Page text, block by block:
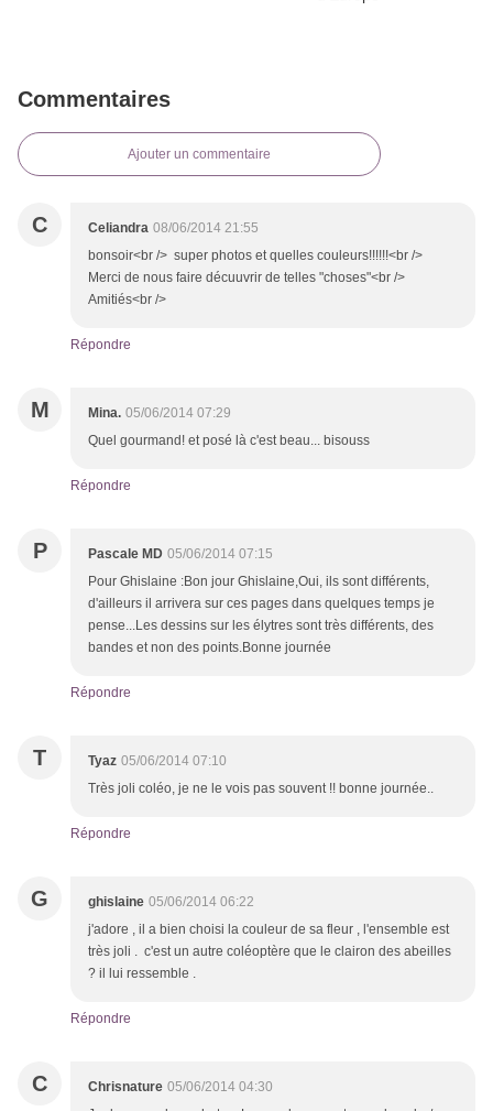
Commentaires
Ajouter un commentaire
C Celiandra 08/06/2014 21:55
bonsoir<br /> super photos et quelles couleurs!!!!!!<br />
Merci de nous faire décuuvrir de telles "choses"<br />
Amitiés<br />
Répondre
M Mina. 05/06/2014 07:29
Quel gourmand! et posé là c'est beau... bisouss
Répondre
P Pascale MD 05/06/2014 07:15
Pour Ghislaine :Bon jour Ghislaine,Oui, ils sont différents,
d'ailleurs il arrivera sur ces pages dans quelques temps je
pense...Les dessins sur les élytres sont très différents, des
bandes et non des points.Bonne journée
Répondre
T Tyaz 05/06/2014 07:10
Très joli coléo, je ne le vois pas souvent !! bonne journée..
Répondre
G ghislaine 05/06/2014 06:22
j'adore , il a bien choisi la couleur de sa fleur , l'ensemble est
très joli . c'est un autre coléoptère que le clairon des abeilles
? il lui ressemble .
Répondre
C Chrisnature 05/06/2014 04:30